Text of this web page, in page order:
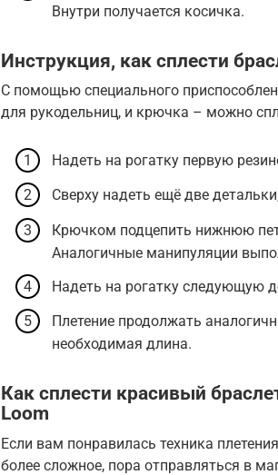
Внутри получается косичка.
Инструкция, как сплести
С помощью специального
для рукодельниц, и крючка – можно
Надеть на рогатку первую
Сверху надеть ещё две
Крючком подцепить нижнюю
Аналогичные манипуляции
Надеть на рогатку следующую
Плетение продолжать
необходимая длина.
Как сплести красивый
Loom
Если вам понравилась техника
более сложное, пора отправляться в